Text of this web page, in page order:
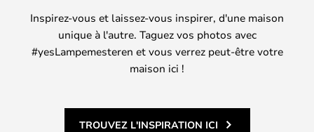
Inspirez-vous et laissez-vous inspirer, d'une maison
unique à l'autre. Taguez vos photos avec
#yesLampemesteren et vous verrez peut-être votre
maison ici !
TROUVEZ L'INSPIRATION ICI